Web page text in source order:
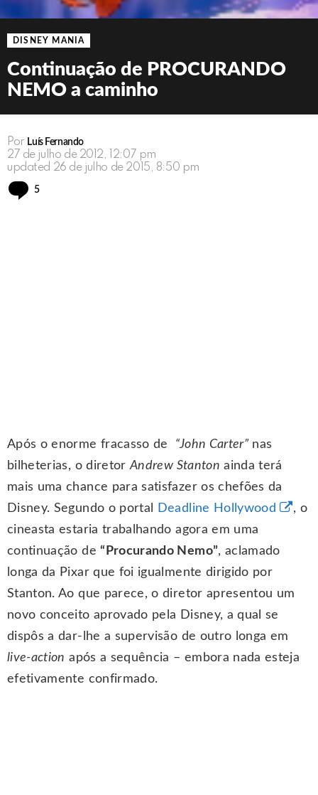
DISNEY MANIA
Continuação de PROCURANDO
NEMO a caminho
Por Luís Fernando
27 de julho de 2012, 12:07 pm
updated 26 de julho de 2015, 8:50 pm
5
Após o enorme fracasso de “John Carter” nas
bilheterias, o diretorAndrew Stanton ainda terá
mais uma chance para satisfazer os chefões da
Disney. Segundo o portal
Deadline Hollywood
, o
cineasta estaria trabalhando agora em uma
continuação de“Procurando Nemo”, aclamado
longa da Pixar que foi igualmente dirigido por
Stanton. Ao que parece, o diretor apresentou um
novo conceito aprovado pela Disney, a qual se
dispôs a dar-lhe a supervisão de outro longa em
live-action após a sequência – embora nada esteja
efetivamente confirmado.